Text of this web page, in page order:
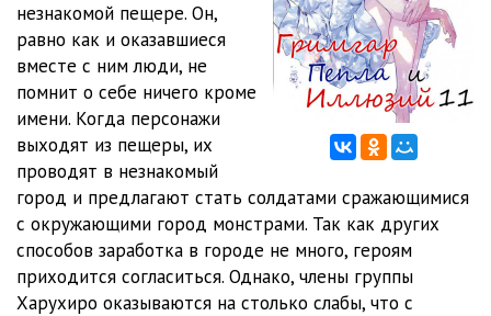
Глава 3 (4 из 9) 05:47
Глава 3 (5 из 9) 06:54
Глава 3 (6 из 9)
Глава 3 (7 из 9)
Глава 3 (8 из 9) 06:05
Глава 3 (9 из 9)
Глава 4 (1 из 13)
незнакомой пещере. Он,
равно как и оказавшиеся
вместе с ним люди, не
помнит о себе ничего кроме
имени. Когда персонажи
выходят из пещеры, их
проводят в незнакомый
город и предлагают стать солдатами сражающимися
с окружающими город монстрами. Так как других
способов заработка в городе не много, героям
приходится согласиться. Однако, члены группы
Харухиро оказываются на столько слабы, что с